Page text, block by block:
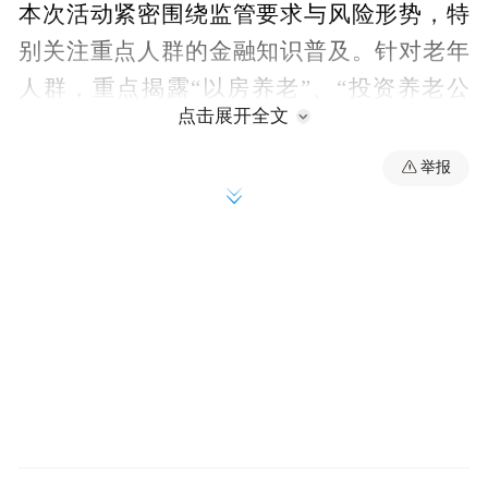
本次活动紧密围绕监管要求与风险形势，特
别关注重点人群的金融知识普及。针对老年
人群，重点揭露“以房养老”、“投资养老公
寓”、“销售养老产品”等养老领域骗局；针对
青少年，走进校园普及基础金融知识，引导
树立正确的金钱观，警惕“校园贷”、“兼职陷
点击展开全文
举报